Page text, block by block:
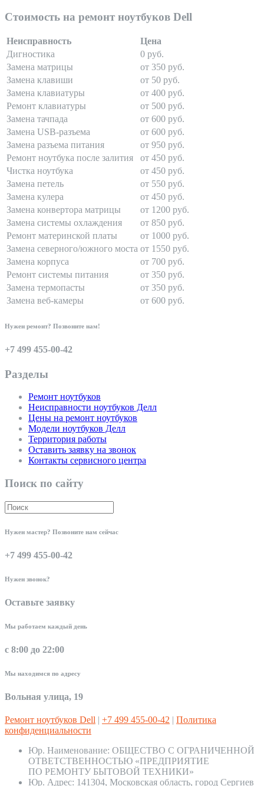
Стоимость на ремонт ноутбуков Dell
Неисправность
Цена
Дигностика
0 руб.
Замена матрицы
от 350 руб.
Замена клавиши
от 50 руб.
Замена клавиатуры
от 400 руб.
Ремонт клавиатуры
от 500 руб.
Замена тачпада
от 600 руб.
Замена USB-разъема
от 600 руб.
Замена разъема питания
от 950 руб.
Ремонт ноутбука после залития
от 450 руб.
Чистка ноутбука
от 450 руб.
Замена петель
от 550 руб.
Замена кулера
от 450 руб.
Замена конвертора матрицы
от 1200 руб.
Замена системы охлаждения
от 850 руб.
Ремонт материнской платы
от 1000 руб.
Замена северного/южного моста от 1550 руб.
Замена корпуса
от 700 руб.
Ремонт системы питания
от 350 руб.
Замена термопасты
от 350 руб.
Замена веб-камеры
от 600 руб.
Нужен ремонт? Позвоните нам!
+7 499 455-00-42
Разделы
Ремонт ноутбуков
Неисправности ноутбуков Делл
Цены на ремонт ноутбуков
Модели ноутбуков Делл
Территория работы
Оставить заявку на звонок
Контакты сервисного центра
Поиск по сайту
Нужен мастер? Позвоните нам сейчас
+7 499 455-00-42
Нужен звонок?
Оставьте заявку
Мы работаем каждый день
с 8:00 до 22:00
Мы находимся по адресу
Вольная улица, 19
Ремонт ноутбуков Dell | +7 499 455-00-42 | Политика
конфиденциальности
Юр. Наименование: ОБЩЕСТВО С ОГРАНИЧЕННОЙ
ОТВЕТСТВЕННОСТЬЮ «ПРЕДПРИЯТИЕ
ПО РЕМОНТУ БЫТОВОЙ ТЕХНИКИ»
Юр. Адрес: 141304, Московская область, город Сергиев